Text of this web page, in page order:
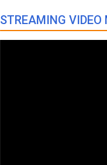
STREAMING